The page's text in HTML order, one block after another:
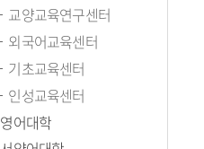
교양교육연구센터
외국어교육센터
기초교육센터
인성교육센터
영어대학